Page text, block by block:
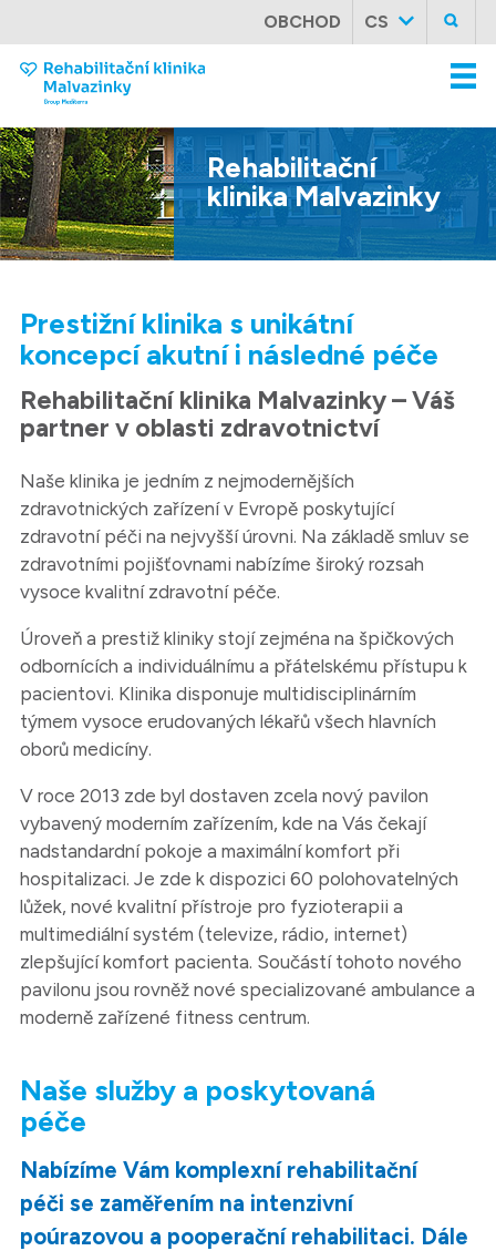
OBCHOD CS
Rehabilitační
klinikaMalvazinky
Prestižní klinika s unikátní
koncepcí akutní i následné péče
Rehabilitační klinika Malvazinky – Váš
partner v oblasti zdravotnictví
Naše klinika je jedním z nejmodernějších
zdravotnických zařízení v Evropě poskytující
zdravotní péči na nejvyšší úrovni. Na základě smluv se
zdravotními pojišťovnami nabízíme široký rozsah
vysoce kvalitní zdravotní péče.
Úroveň a prestiž kliniky stojí zejména na špičkových
odbornících a individuálnímu a přátelskému přístupu k
pacientovi. Klinika disponuje multidisciplinárním
týmem vysoce erudovaných lékařů všech hlavních
oborů medicíny.
V roce 2013 zde byl dostaven zcela nový pavilon
vybavený moderním zařízením, kde na Vás čekají
nadstandardní pokoje a maximální komfort při
hospitalizaci. Je zde k dispozici 60 polohovatelných
lůžek, nové kvalitní přístroje pro fyzioterapii a
multimediální systém (televize, rádio, internet)
zlepšující komfort pacienta. Součástí tohoto nového
pavilonu jsou rovněž nové specializované ambulance a
moderně zařízené fitness centrum.
Naše služby a poskytovaná
péče
Nabízíme Vám komplexní rehabilitační
péči se zaměřením na intenzivní
poúrazovou a pooperační rehabilitaci. Dále